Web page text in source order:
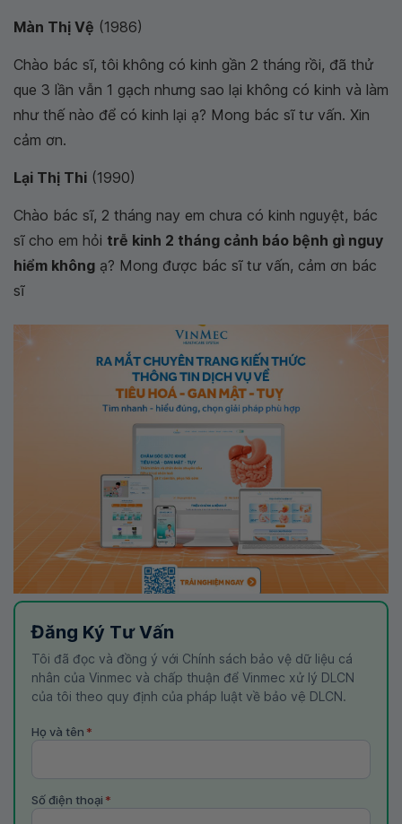
Màn Thị Vệ (1986)
Chào bác sĩ, tôi không có kinh gần 2 tháng rồi, đã thử
que 3 lần vẫn 1 gạch nhưng sao lại không có kinh và làm
như thế nào để có kinh lại ạ? Mong bác sĩ tư vấn. Xin
cảm ơn.
Lại Thị Thi (1990)
Chào bác sĩ, 2 tháng nay em chưa có kinh nguyệt, bác
sĩ cho em hỏi trễ kinh 2 tháng cảnh báo bệnh gì nguy
hiểm không ạ? Mong được bác sĩ tư vấn, cảm ơn bác
sĩ
Đăng Ký Tư Vấn
Tôi đã đọc và đồng ý với Chính sách bảo vệ dữ liệu cá
nhân của Vinmec và chấp thuận để Vinmec xử lý DLCN
của tôi theo quy định của pháp luật về bảo vệ DLCN.
Họ và tên *
Số điện thoại *